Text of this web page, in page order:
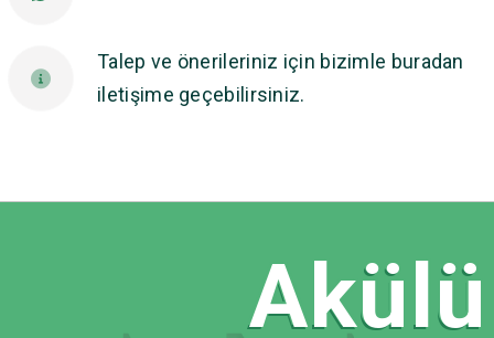
Talep ve önerileriniz için bizimle buradan
iletişime geçebilirsiniz.